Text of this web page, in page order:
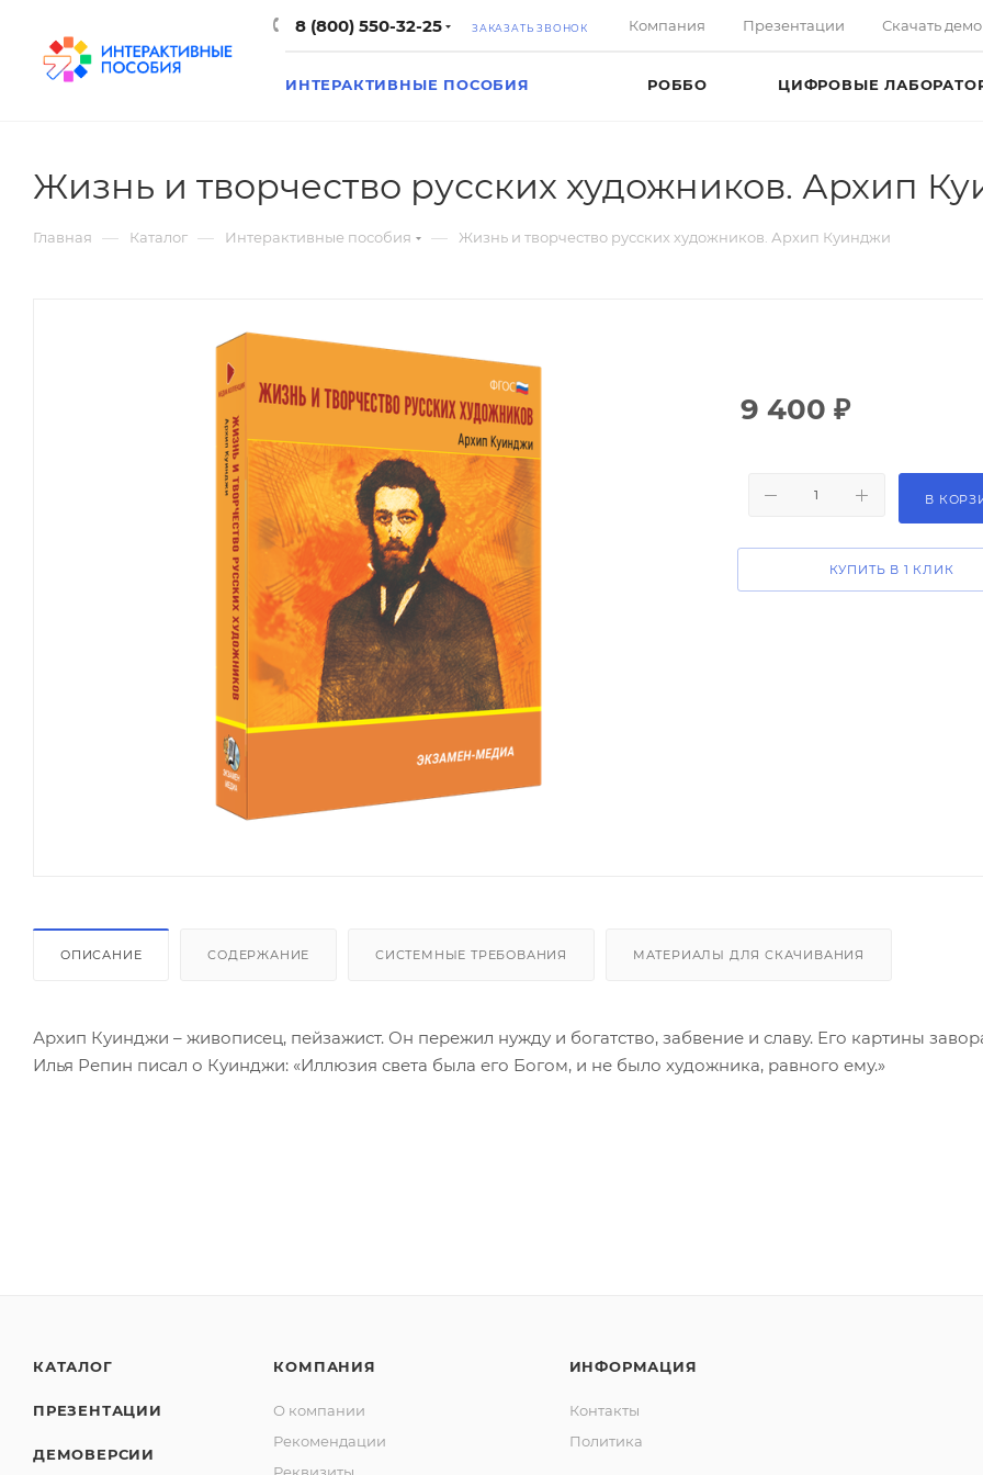
8 (800) 550-32-25 ЗАКАЗАТЬ ЗВОНОК Компания Презентации Скачать
ИНТЕРАКТИВНЫЕ ПОСОБИЯ РОББО ЦИФРОВЫЕ
Жизнь и творчество русских художников. Архип
Главная — Каталог — Интерактивные пособия — Жизнь и творчество русских художников. Архип Куинджи
9 400 ₽
В
КУПИТЬ В 1 КЛИК
ОПИСАНИЕ СОДЕРЖАНИЕ СИСТЕМНЫЕ ТРЕБОВАНИЯ МАТЕРИАЛЫ ДЛЯ СКАЧИВАНИЯ
Архип Куинджи – живописец, пейзажист. Он пережил нужду и богатство, забвение и славу. Его картины
Илья Репин писал о Куинджи: «Иллюзия света была его Богом, и не было художника, равного ему.»
КАТАЛОГ
ПРЕЗЕНТАЦИИ
ДЕМОВЕРСИИ
КОМПАНИЯ
О компании
Рекомендации
ИНФОРМАЦИЯ
Контакты
Политика